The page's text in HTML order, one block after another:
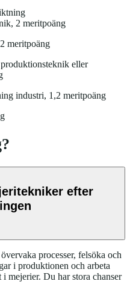
2 meritpoäng
meritpoäng
eller
industri, 1,2 meritpoäng
efter
processer, felsöka och
i produktionen och arbeta
mejerier. Du har stora chanser